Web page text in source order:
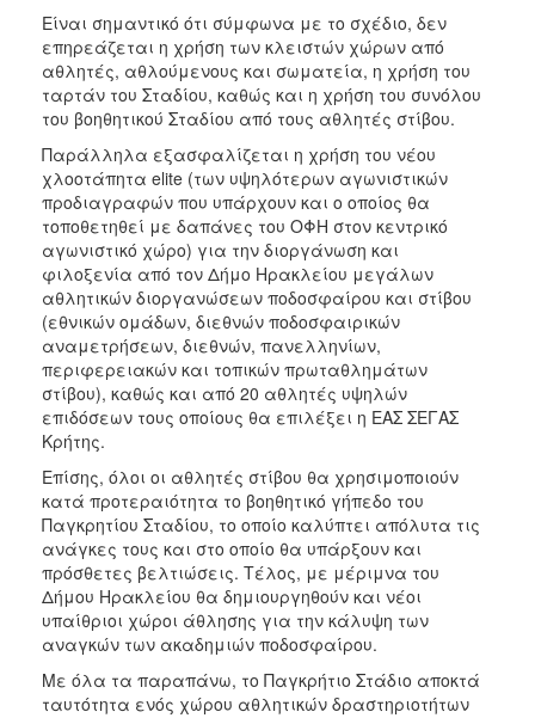
Είναι σημαντικό ότι σύμφωνα με το σχέδιο, δεν
επηρεάζεται η χρήση των κλειστών χώρων από
αθλητές, αθλούμενους και σωματεία, η χρήση του
ταρτάν του Σταδίου, καθώς και η χρήση του συνόλου
του βοηθητικού Σταδίου από τους αθλητές στίβου.
Παράλληλα εξασφαλίζεται η χρήση του νέου
χλοοτάπητα elite (των υψηλότερων αγωνιστικών
προδιαγραφών που υπάρχουν και ο οποίος θα
τοποθετηθεί με δαπάνες του ΟΦΗ στον κεντρικό
αγωνιστικό χώρο) για την διοργάνωση και
φιλοξενία από τον Δήμο Ηρακλείου μεγάλων
αθλητικών διοργανώσεων ποδοσφαίρου και στίβου
(εθνικών ομάδων, διεθνών ποδοσφαιρικών
αναμετρήσεων, διεθνών, πανελληνίων,
περιφερειακών και τοπικών πρωταθλημάτων
στίβου), καθώς και από 20 αθλητές υψηλών
επιδόσεων τους οποίους θα επιλέξει η ΕΑΣ ΣΕΓΑΣ
Κρήτης.
Επίσης, όλοι οι αθλητές στίβου θα χρησιμοποιούν
κατά προτεραιότητα το βοηθητικό γήπεδο του
Παγκρητίου Σταδίου, το οποίο καλύπτει απόλυτα τις
ανάγκες τους και στο οποίο θα υπάρξουν και
πρόσθετες βελτιώσεις. Τέλος, με μέριμνα του
Δήμου Ηρακλείου θα δημιουργηθούν και νέοι
υπαίθριοι χώροι άθλησης για την κάλυψη των
αναγκών των ακαδημιών ποδοσφαίρου.
Με όλα τα παραπάνω, το Παγκρήτιο Στάδιο αποκτά
ταυτότητα ενός χώρου αθλητικών δραστηριοτήτων